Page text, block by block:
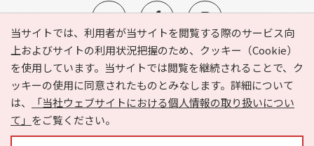
当サイトでは、利用者が当サイトを閲覧する際のサービス向
上およびサイトの利用状況把握のため、クッキー（Cookie）
を使用しています。当サイトでは閲覧を継続されることで、ク
ッキーの使用に同意されたものとみなします。詳細について
は、
「当社ウェブサイトにおける個人情報の取り扱いについ
て」 をご覧ください。
e-NAVITA（イーナビタ）とは？ お気に入り
ヘルプ
利用規約
個人情報の取り扱いについて
運営会社
サイトマップ
広告掲載に関するお問い合わせ